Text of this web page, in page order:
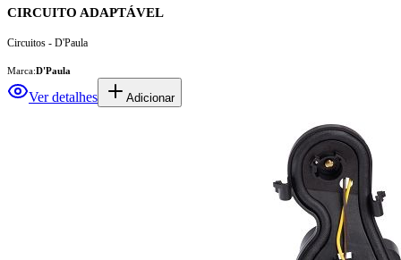
CIRCUITO ADAPTÁVEL
Circuitos - D'Paula
Marca:D'Paula
Ver detalhes Adicionar